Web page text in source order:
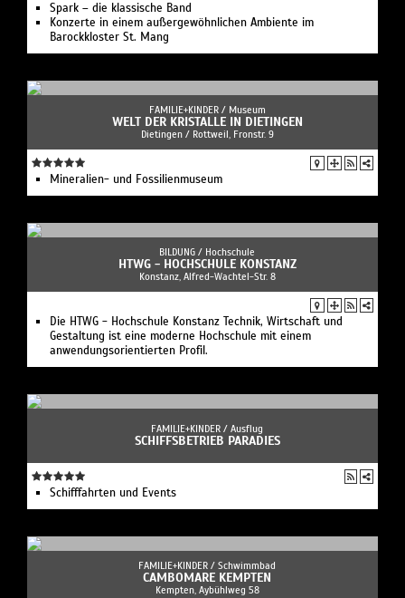
Spark – die klassische Band
Konzerte in einem außergewöhnlichen Ambiente im
Barockkloster St. Mang
FAMILIE+KINDER / Museum
WELT DER KRISTALLE IN DIETINGEN
Dietingen / Rottweil, Fronstr. 9
Mineralien- und Fossilienmuseum
BILDUNG / Hochschule
HTWG - HOCHSCHULE KONSTANZ
Konstanz, Alfred-Wachtel-Str. 8
Die HTWG - Hochschule Konstanz Technik, Wirtschaft und
Gestaltung ist eine moderne Hochschule mit einem
anwendungsorientierten Profil.
FAMILIE+KINDER / Ausflug
SCHIFFSBETRIEB PARADIES
Schifffahrten und Events
FAMILIE+KINDER / Schwimmbad
CAMBOMARE KEMPTEN
Kempten, Aybühlweg 58